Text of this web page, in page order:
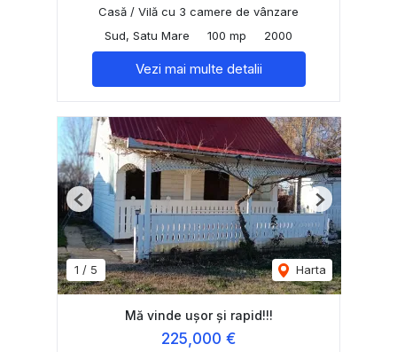
Casă / Vilă cu 3 camere de vânzare
Sud, Satu Mare
100 mp 2000
Vezi mai multe detalii
1 / 5 Harta
Previous Next
Mă vinde ușor și rapid!!!
225,000 €